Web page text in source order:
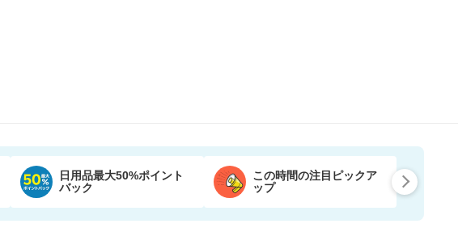
日用品最大50%ポイント
バック
この時間の注目ピックア
ップ